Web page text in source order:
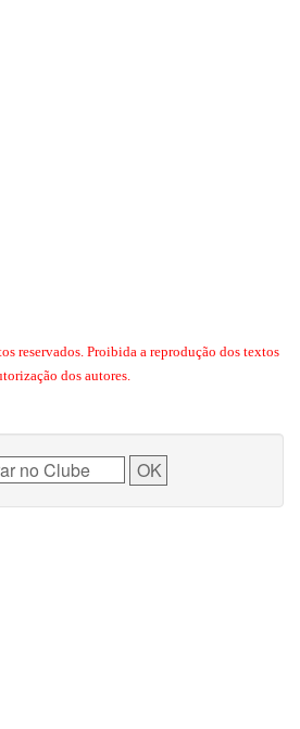
reservados. Proibida a reprodução dos textos
dos autores.